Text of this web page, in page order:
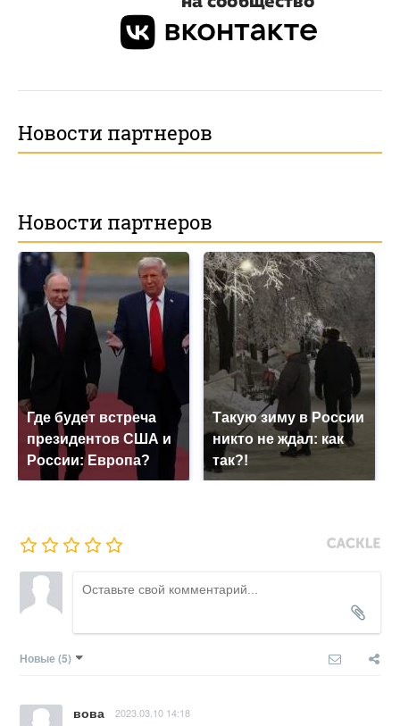
Новости партнеров
Новости партнеров
Где будет встреча
президентов США и
России: Европа?
Такую зиму в России
никто не ждал: как
так?!
Новые (5)
вова 2023.03.10 14:18